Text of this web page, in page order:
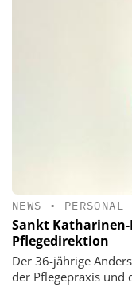
NEWS • PERSONAL
Sankt
Pflegedirektion
Der 36-jährige
der Pflegepraxis und